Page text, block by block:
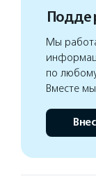
Мы
по
Вместе